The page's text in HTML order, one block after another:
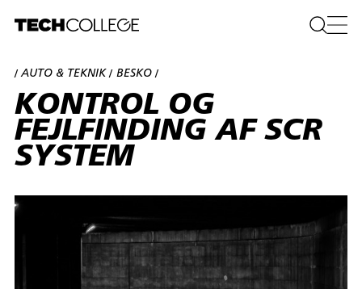
/AUTO & TEKNIK / BESKO /
KONTROL OG
FEJLFINDING AF SCR
SYSTEM